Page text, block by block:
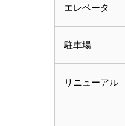
エレベータ
駐車場
リニューアル